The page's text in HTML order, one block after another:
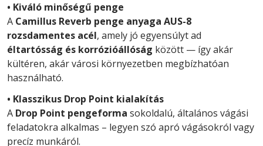
• Kiváló minőségű penge
A Camillus Reverb penge anyaga AUS-8
rozsdamentes acél, amely jó egyensúlyt ad
éltartósság és korrózióállóság között — így akár
kültéren, akár városi környezetben megbízhatóan
használható.
• Klasszikus Drop Point kialakítás
A Drop Point pengeforma sokoldalú, általános vágási
feladatokra alkalmas – legyen szó apró vágásokról vagy
precíz munkáról.